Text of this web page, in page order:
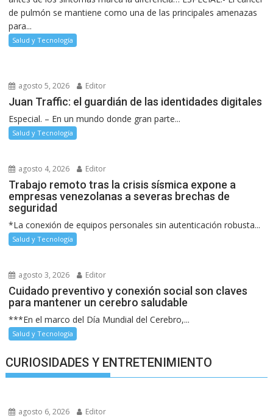
de pulmón se mantiene como una de las principales amenazas
para...
Salud y Tecnología
agosto 5, 2026 Editor
Juan Traffic: el guardián de las identidades digitales
Especial. – En un mundo donde gran parte...
Salud y Tecnología
agosto 4, 2026 Editor
Trabajo remoto tras la crisis sísmica expone a
empresas venezolanas a severas brechas de
seguridad
*La conexión de equipos personales sin autenticación robusta...
Salud y Tecnología
agosto 3, 2026 Editor
Cuidado preventivo y conexión social son claves
para mantener un cerebro saludable
***En el marco del Día Mundial del Cerebro,...
Salud y Tecnología
CURIOSIDADES Y ENTRETENIMIENTO
agosto 6, 2026 Editor